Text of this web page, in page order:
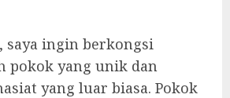
ingin berkongsi
pokok yang unik dan
yang luar biasa. Pokok